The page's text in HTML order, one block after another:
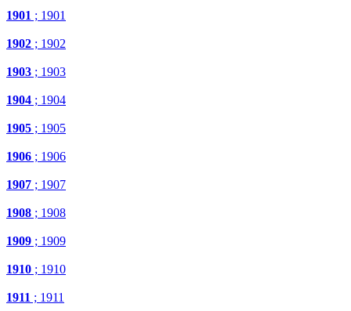
1901 ; 1901
1902 ; 1902
1903 ; 1903
1904 ; 1904
1905 ; 1905
1906 ; 1906
1907 ; 1907
1908 ; 1908
1909 ; 1909
1910 ; 1910
1911 ; 1911